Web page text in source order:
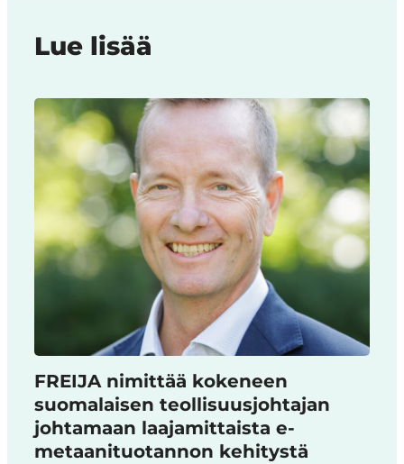
Lue lisää
FREIJA nimittää kokeneen
suomalaisen teollisuusjohtajan
johtamaan laajamittaista e-
metaanituotannon kehitystä